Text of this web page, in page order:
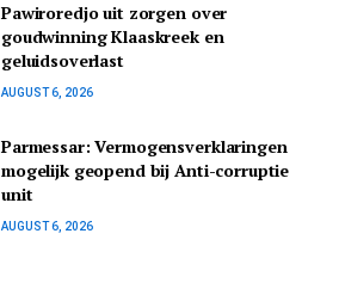
Pawiroredjo uit zorgen over
goudwinning Klaaskreek en
geluidsoverlast
AUGUST 6, 2026
Parmessar: Vermogensverklaringen
mogelijk geopend bij Anti-corruptie
unit
AUGUST 6, 2026